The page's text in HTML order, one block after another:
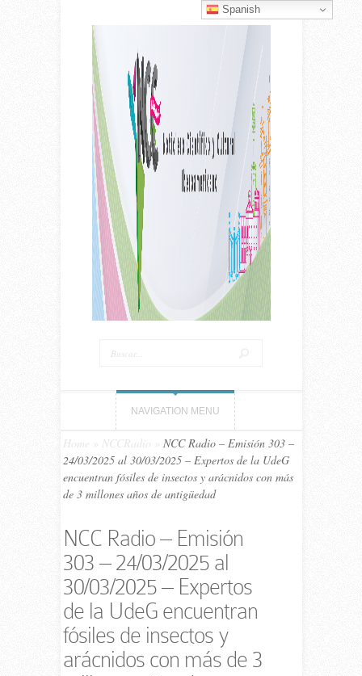
NAVIGATION MENU
Home NCCRadio
NCC Ra­dio – Emi­sión 303 –
24/03/​2025 al 30/03/​2025 – Expertos de la UdeG
encuentran fósiles de insectos y arácnidos con más
de 3 millones años de antigüedad
NCC Ra­dio – Emi­sión
303 – 24/03/​2025 al
30/03/​2025 – Expertos
de la UdeG encuentran
fósiles de insectos y
arácnidos con más de 3
Spanish